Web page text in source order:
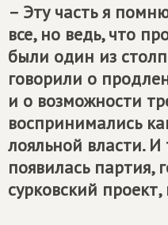
– Эту часть я
все, но ведь, что
были один из
говорили о
и о возможности
воспринимались
лояльной власти.
появилась партия,
сурковский